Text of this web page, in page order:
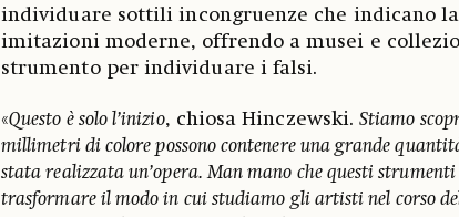
individuare sottili incongruenze che indicano
imitazioni moderne, offrendo a musei e
strumento per individuare i falsi.
«Questo è solo l’inizio, chiosa Hinczewski.Stiamo
millimetri di colore possono contenere una grande
stata realizzata un’opera. Man mano che questi strumenti
trasformare il modo in cui studiamo gli artisti nel corso